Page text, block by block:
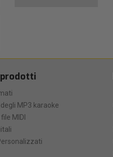
MP3 karaoke
MIDI